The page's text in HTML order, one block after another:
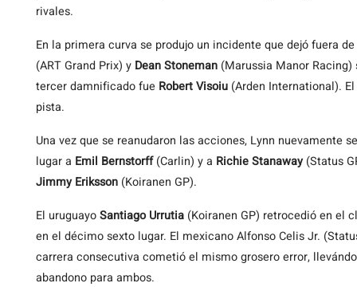
rivales.
En la primera curva se produjo un incidente que dejó fuera
(ART Grand Prix) y Dean Stoneman (Marussia Manor
tercer damnificado fue Robert Visoiu (Arden International).
pista.
Una vez que se reanudaron las acciones, Lynn nuevamente
lugar a Emil Bernstorff(Carlin) y a Richie Stanaway(Status
Jimmy Eriksson (Koiranen GP).
El uruguayoSantiago Urrutia (Koiranen GP) retrocedió en el
en el décimo sexto lugar. El mexicano Alfonso Celis Jr.
carrera consecutiva cometió el mismo grosero error,
abandono para ambos.